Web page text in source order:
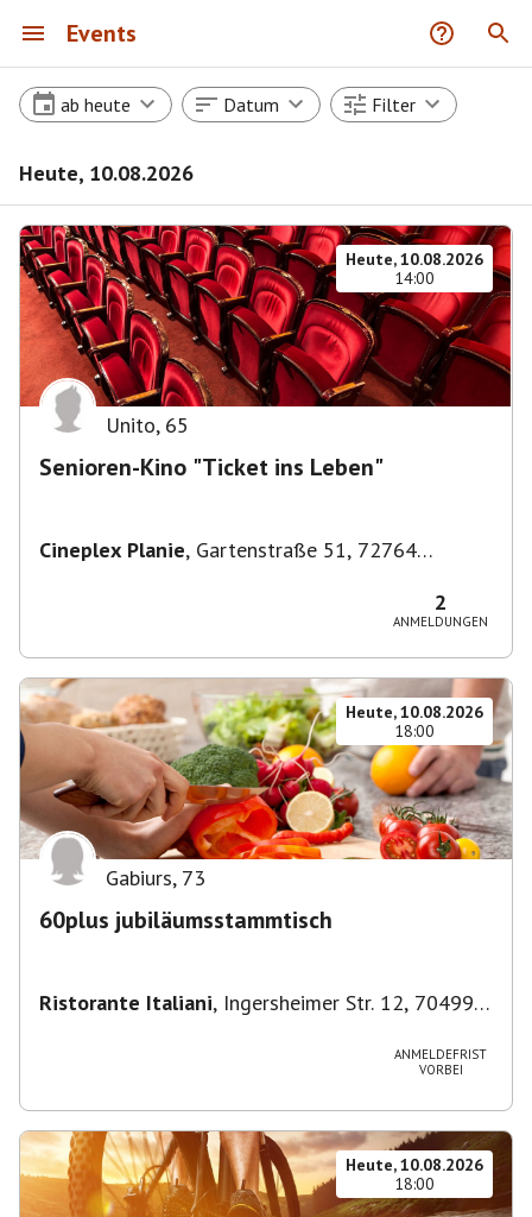
Events
ab heute Datum Filter
Heute, 10.08.2026
Heute, 10.08.2026
14:00
Unito, 65
Senioren-Kino "Ticket ins Leben"
Cineplex Planie, Gartenstraße 51, 72764
2
ANMELDUNGEN
Heute, 10.08.2026
18:00
Gabiurs, 73
60plus jubiläumsstammtisch
Ristorante Italiani, Ingersheimer Str. 12, 70499
ANMELDEFRIST
VORBEI
Heute, 10.08.2026
18:00